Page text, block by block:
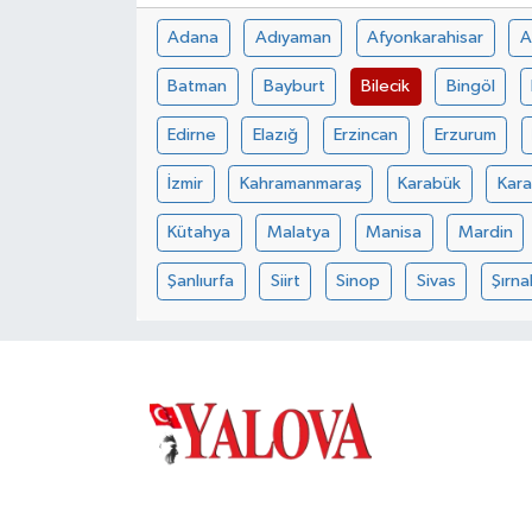
Adana Adıyaman Afyonkarahisar
Batman Bayburt Bilecik Bingöl
Edirne Elazığ Erzincan Erzurum
İzmir Kahramanmaraş Karabük
Kütahya Malatya Manisa Mardin
Şanlıurfa Siirt Sinop Sivas